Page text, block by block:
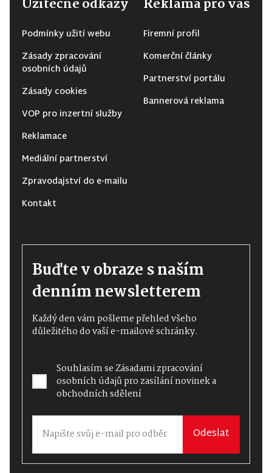
Užitečné odkazy
Podmínky užití webu
Zásady zpracování
osobních údajů
Zásady cookies
VOP pro inzertní služby
Reklamace
Mediální partnerství
Zpravodajství do e-mailu
Kontakt
Reklama pro vás
Firemní profil
Komerční články
Partnerství portálu
Bannerová reklama
Buďte v obraze s naším
denním newsletterem
Každý den vám pošleme přehled všeho
důležitého do vaší e-mailové schránky.
Souhlasím seZásadami zpracování
osobních údajůpro zasílání novinek a
obchodních sdělení
Odeslat